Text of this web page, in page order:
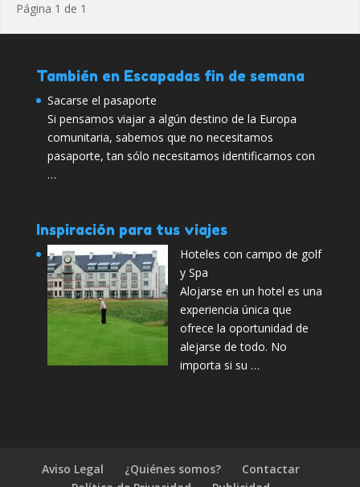
Página 1 de 1
También en Escapadas fin de semana
Sacarse el pasaporte
Si pensamos viajar a algún destino de la Europa
comunitaria, sabemos que no necesitamos
pasaporte, tan sólo necesitamos identificarnos con
…
Inspiración para tus viajes
Hoteles con campo de golf
y Spa
Alojarse en un hotel es una
experiencia única que
ofrece la oportunidad de
alejarse de todo. No
importa si su …
Aviso Legal ¿Quiénes somos?
Contactar